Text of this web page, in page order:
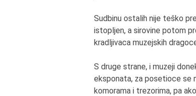
Sudbinu ostalih nije teško
istopljen, a sirovine potom
kradljivaca muzejskih
S druge strane, i muzeji
eksponata, za posetioce se
komorama i trezorima, pa